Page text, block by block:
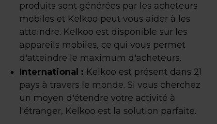
produits sont générées par les acheteurs
mobiles et Kelkoo peut vous aider à les
atteindre. Kelkoo est disponible sur les
appareils mobiles, ce qui vous permet
d'atteindre le maximum d'acheteurs.
International : Kelkoo est présent dans 21
pays à travers le monde. Si vous cherchez
un moyen d'étendre votre activité à
l'étranger, Kelkoo est la solution parfaite.